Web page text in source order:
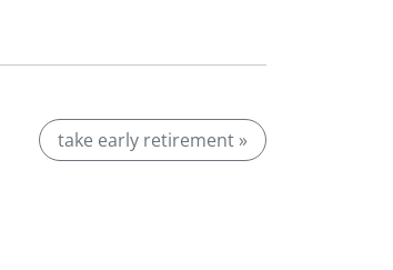
take early retirement »